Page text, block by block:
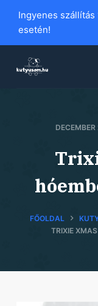
i
Ingyenes
esetén!
FŐOLDAL
TRIXIE